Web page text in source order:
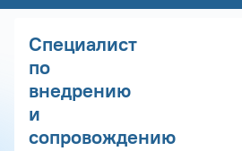
Специалист
по
внедрению
и
сопровождению